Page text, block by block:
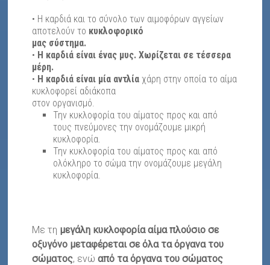
• Η καρδιά και το σύνολο των αιμοφόρων αγγείων
αποτελούν το κυκλοφορικό
μας σύστημα.
• Η καρδιά είναι ένας μυς. Χωρίζεται σε τέσσερα
μέρη.
• Η καρδιά είναι μία αντλία χάρη στην οποία το αίμα
κυκλοφορεί αδιάκοπα
στον οργανισμό.
Την κυκλοφορία του αίματος προς και από
τους πνεύμονες την ονομάζουμε μικρή
κυκλοφορία.
Την κυκλοφορία του αίματος προς και από
ολόκληρο το σώμα την ονομάζουμε μεγάλη
κυκλοφορία.
Με τη μεγάλη κυκλοφορία αίμα πλούσιο σε
οξυγόνο μεταφέρεται σε όλα τα όργανα του
σώματος, ενώαπό τα όργανα του σώματος